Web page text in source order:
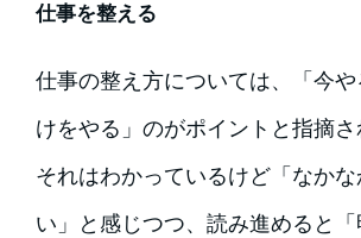
仕事を整える
仕事の整え方については、「今
けをやる」のがポイントと指摘さ
それはわかっているけど「なか
い」と感じつつ、読み進めると